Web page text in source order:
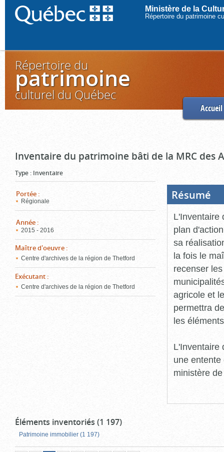
Ministère de la
Répertoire du patrimoine
Répertoire du
patrimoine
culturel du Québec
Accueil
Inventaire du patrimoine bâti de la MRC des
Type : Inventaire
Portée :
Régionale
Année :
2015 - 2016
Maître d'oeuvre :
Centre d'archives de la région de Thetford
Exécutant :
Centre d'archives de la région de Thetford
Résumé
L'Inventaire
plan
sa
la fois le
recenser
agricole et
permettra
les
L'Inventaire
une
ministère
Éléments inventoriés (1 197)
Patrimoine immobilier (1 197)